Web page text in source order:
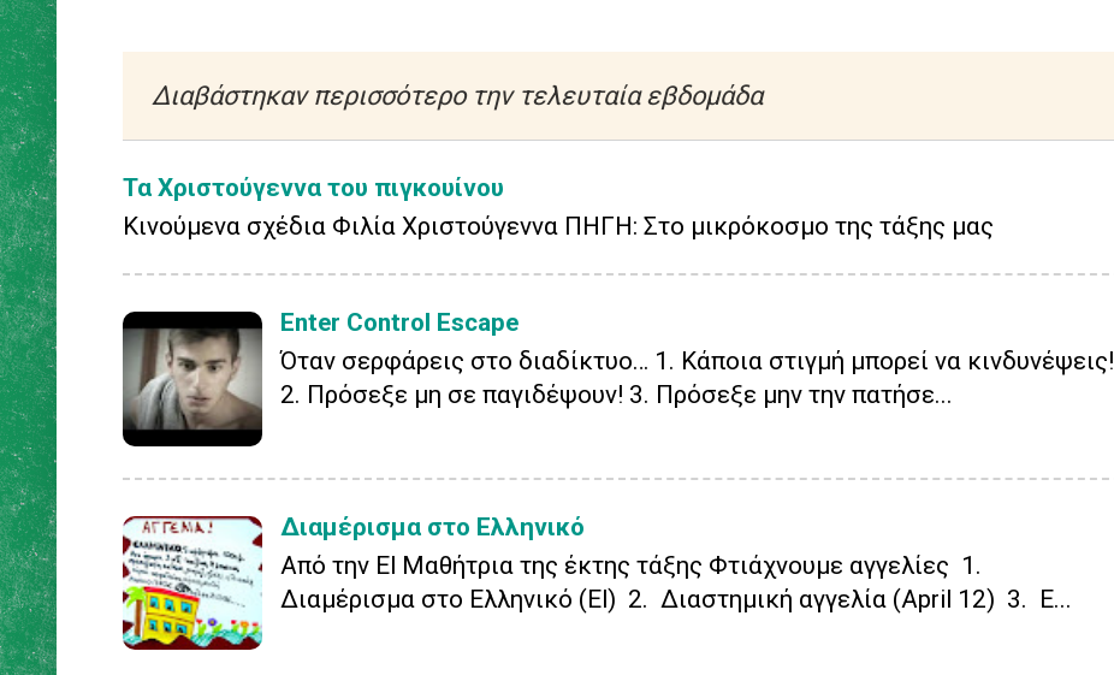
Διαβάστηκαν περισσότερο την τελευταία εβδομάδα
Τα Χριστούγεννα του πιγκουίνου
Κινούμενα σχέδια Φιλία Χριστούγεννα ΠΗΓΗ: Στο μικρόκοσμο της τάξης μας
Enter Control Escape
Όταν σερφάρεις στο διαδίκτυο… 1. Κάποια στιγμή μπορεί να κινδυνέψεις!
2. Πρόσεξε μη σε παγιδέψουν! 3. Πρόσεξε μην την πατήσε...
Διαμέρισμα στο Ελληνικό
Από την El Μαθήτρια της έκτης τάξης Φτιάχνουμε αγγελίες 1.
Διαμέρισμα στο Ελληνικό (El) 2. Διαστημική αγγελία (April 12) 3. Ε...